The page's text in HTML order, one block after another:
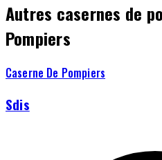
Autres casernes de
Pompiers
Caserne De Pompiers
Sdis